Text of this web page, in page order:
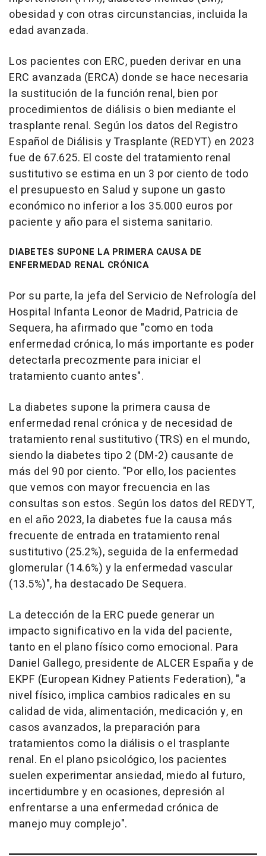
obesidad y con otras circunstancias, incluida la
edad avanzada.
Los pacientes con ERC, pueden derivar en una
ERC avanzada (ERCA) donde se hace necesaria
la sustitución de la función renal, bien por
procedimientos de diálisis o bien mediante el
trasplante renal. Según los datos del Registro
Español de Diálisis y Trasplante (REDYT) en 2023
fue de 67.625. El coste del tratamiento renal
sustitutivo se estima en un 3 por ciento de todo
el presupuesto en Salud y supone un gasto
económico no inferior a los 35.000 euros por
paciente y año para el sistema sanitario.
DIABETES SUPONE LA PRIMERA CAUSA DE
ENFERMEDAD RENAL CRÓNICA
Por su parte, la jefa del Servicio de Nefrología del
Hospital Infanta Leonor de Madrid, Patricia de
Sequera, ha afirmado que "como en toda
enfermedad crónica, lo más importante es poder
detectarla precozmente para iniciar el
tratamiento cuanto antes".
La diabetes supone la primera causa de
enfermedad renal crónica y de necesidad de
tratamiento renal sustitutivo (TRS) en el mundo,
siendo la diabetes tipo 2 (DM-2) causante de
más del 90 por ciento. "Por ello, los pacientes
que vemos con mayor frecuencia en las
consultas son estos. Según los datos del REDYT,
en el año 2023, la diabetes fue la causa más
frecuente de entrada en tratamiento renal
sustitutivo (25.2%), seguida de la enfermedad
glomerular (14.6%) y la enfermedad vascular
(13.5%)", ha destacado De Sequera.
La detección de la ERC puede generar un
impacto significativo en la vida del paciente,
tanto en el plano físico como emocional. Para
Daniel Gallego, presidente de ALCER España y de
EKPF (European Kidney Patients Federation), "a
nivel físico, implica cambios radicales en su
calidad de vida, alimentación, medicación y, en
casos avanzados, la preparación para
tratamientos como la diálisis o el trasplante
renal. En el plano psicológico, los pacientes
suelen experimentar ansiedad, miedo al futuro,
incertidumbre y en ocasiones, depresión al
enfrentarse a una enfermedad crónica de
manejo muy complejo".